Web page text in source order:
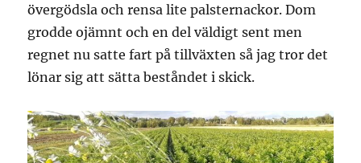
övergödsla och rensa lite palsternackor. Dom
grodde ojämnt och en del väldigt sent men
regnet nu satte fart på tillväxten så jag tror det
lönar sig att sätta beståndet i skick.